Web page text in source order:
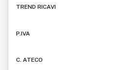
TREND RICAVI
P.IVA
C. ATECO